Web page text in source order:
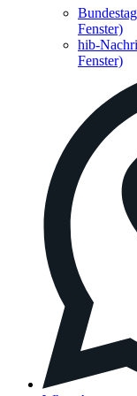
Bundestag
Fenster)
hib-
Fenster)